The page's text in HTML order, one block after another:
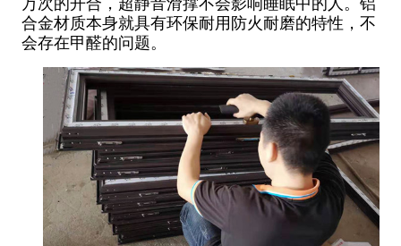
合金材质本身就具有环保耐用防火耐磨的特性，不
会存在甲醛的问题。